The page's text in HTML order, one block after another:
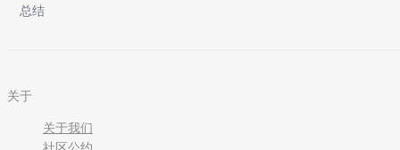
总结
关于
关于我们
社区公约